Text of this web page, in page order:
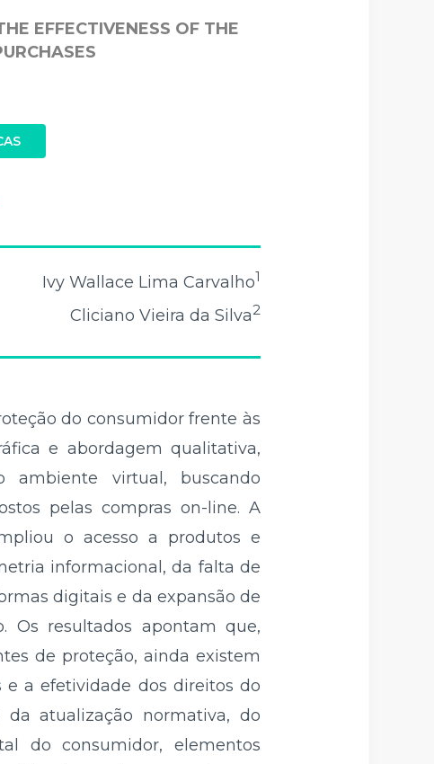
EFFECTIVENESS OF THE
Ivy Wallace Lima Carvalho1
Cliciano Vieira da Silva2
do consumidor frente às
e abordagem qualitativa,
virtual, buscando
pelas compras on-line. A
o acesso a produtos e
informacional, da falta de
digitais e da expansão de
Os resultados apontam que,
de proteção, ainda existem
e a efetividade dos direitos do
atualização normativa, do
do consumidor, elementos